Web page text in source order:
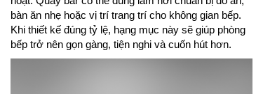
bàn ăn nhẹ hoặc vị trí trang trí cho không gian bếp.
Khi thiết kế đúng tỷ lệ, hạng mục này sẽ giúp phòng
bếp trở nên gọn gàng, tiện nghi và cuốn hút hơn.